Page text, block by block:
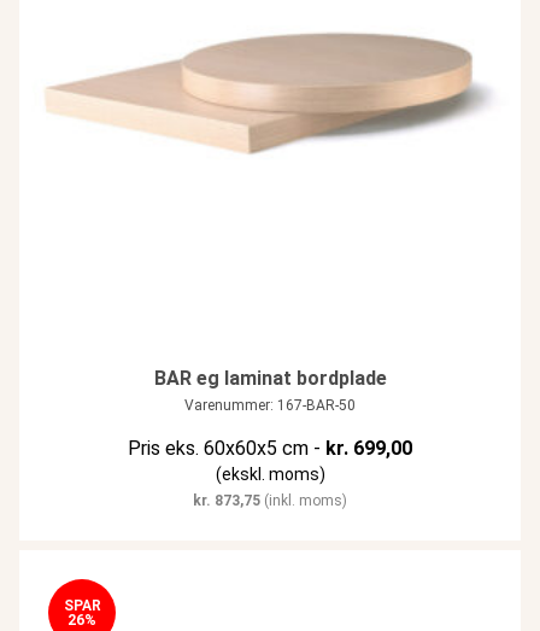
BAR eg laminat bordplade
Varenummer: 167-BAR-50
Pris eks. 60x60x5 cm - kr. 699,00
(ekskl. moms)
kr. 873,75 (inkl. moms)
SPAR
26%